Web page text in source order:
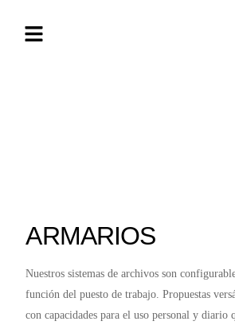
ARMARIOS
Nuestros sistemas de archivos son
función del puesto de trabajo. Propuestas
con capacidades para el uso personal y diario